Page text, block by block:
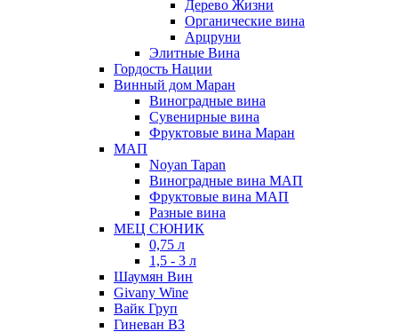
Дерево Жизни
Органические вина
Арцруни
Элитные Вина
Гордость Нации
Винный дом Маран
Виноградные вина
Сувенирные вина
Фруктовые вина Маран
МАП
Noyan Tapan
Виноградные вина МАП
Фруктовые вина МАП
Разные вина
МЕЦ СЮНИК
0,75 л
1,5 - 3 л
Шаумян Вин
Givany Wine
Вайк Груп
Гиневан ВЗ